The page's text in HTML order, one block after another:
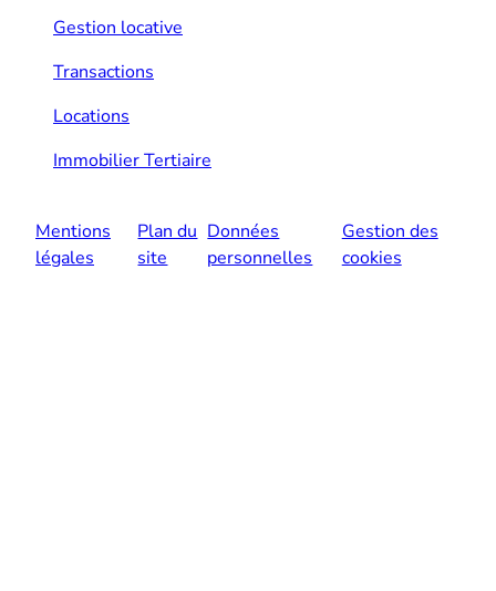
Gestion locative
Transactions
Locations
Immobilier Tertiaire
Mentions
légales
Plan du
site
Données
personnelles
Gestion des
cookies